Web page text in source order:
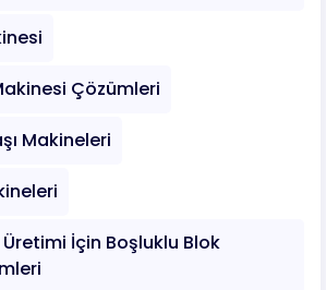
Çözümleri
Makineleri
İçin Boşluklu Blok